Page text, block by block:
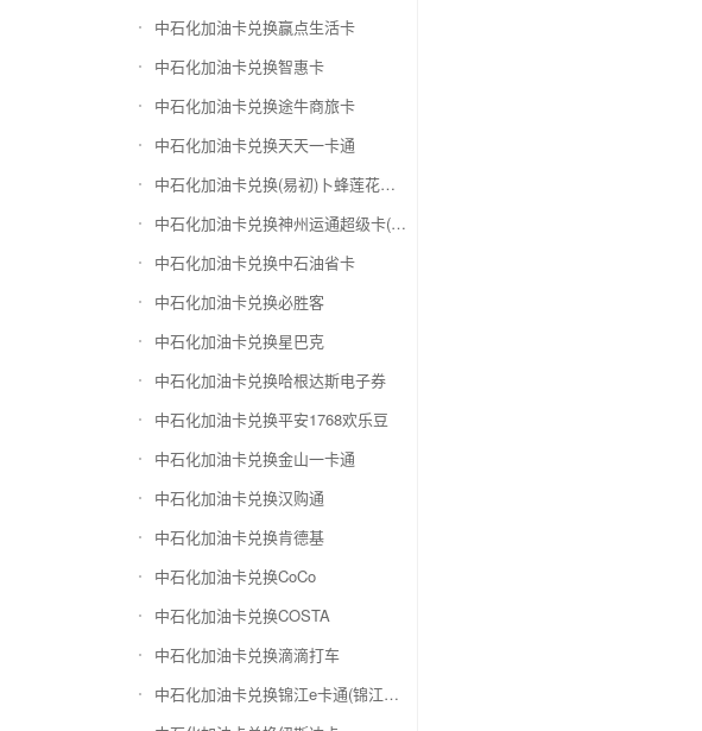
中石化加油卡兑换赢点生活卡
中石化加油卡兑换智惠卡
中石化加油卡兑换途牛商旅卡
中石化加油卡兑换天天一卡通
中石化加油卡兑换(易初)卜蜂莲花礼品卡
中石化加油卡兑换神州运通超级卡(运通网购卡)
中石化加油卡兑换中石油省卡
中石化加油卡兑换必胜客
中石化加油卡兑换星巴克
中石化加油卡兑换哈根达斯电子券
中石化加油卡兑换平安1768欢乐豆
中石化加油卡兑换金山一卡通
中石化加油卡兑换汉购通
中石化加油卡兑换肯德基
中石化加油卡兑换CoCo
中石化加油卡兑换COSTA
中石化加油卡兑换滴滴打车
中石化加油卡兑换锦江e卡通(锦江一卡通)